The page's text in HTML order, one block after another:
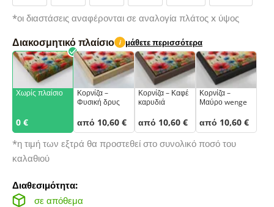
*οι διαστάσεις αναφέρονται σε αναλογία πλάτος x ύψος
Διακοσμητικό πλαίσιο i μάθετε περισσότερα
Χωρίς πλαίσιο
0 €
Κορνίζα –
Φυσική δρυς
από 10,60 €
Κορνίζα – Καφέ
καρυδιά
από 10,60 €
Κορνίζα –
Μαύρο wenge
από 10,60 €
*η τιμή των εξτρά θα προστεθεί στο συνολικό ποσό του
καλαθιού
Διαθεσιμότητα:
σε απόθεμα